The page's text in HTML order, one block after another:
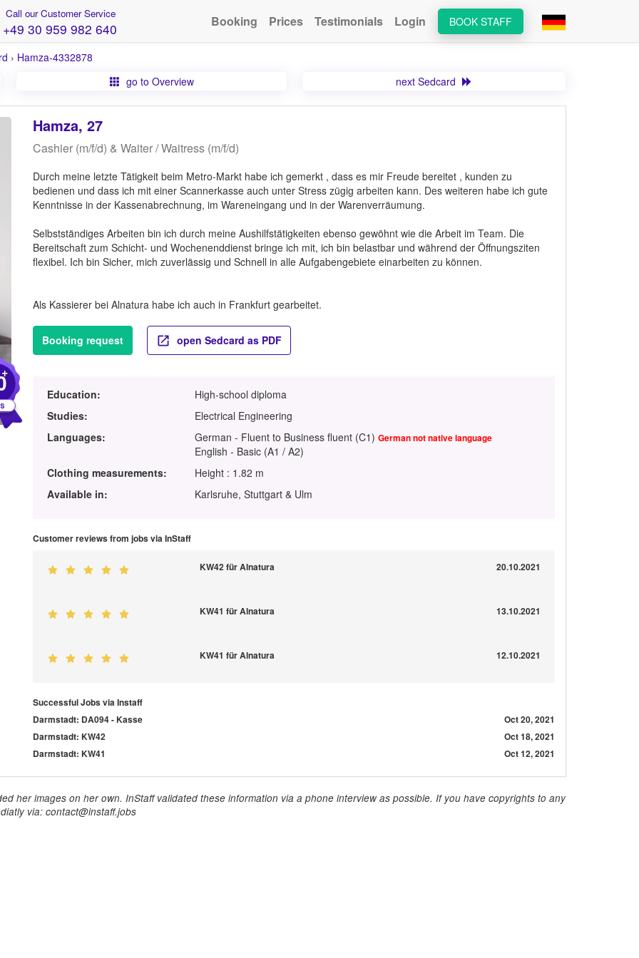
Call our Customer Service
+49 30 959 982 640 BOOK STAFF
Booking Prices Testimonials Login
› Hamza-4332878
go to Overview next Sedcard
+
Hamza, 27
Cashier (m/f/d) & Waiter / Waitress (m/f/d)
Durch meine letzte Tätigkeit beim Metro-Markt habe ich gemerkt , dass es mir Freude bereitet , kunden zu
bedienen und dass ich mit einer Scannerkasse auch unter Stress zügig arbeiten kann. Des weiteren habe ich gute
Kenntnisse in der Kassenabrechnung, im Wareneingang und in der Warenverräumung.
Selbstständiges Arbeiten bin ich durch meine Aushilfstätigkeiten ebenso gewöhnt wie die Arbeit im Team. Die
Bereitschaft zum Schicht- und Wochenenddienst bringe ich mit, ich bin belastbar und während der Öffnungsziten
flexibel. Ich bin Sicher, mich zuverlässig und Schnell in alle Aufgabengebiete einarbeiten zu können.
Als Kassierer bei Alnatura habe ich auch in Frankfurt gearbeitet.
Booking request open Sedcard as PDF
Education:
High-school diploma
Studies:
Electrical Engineering
Languages:
German - Fluent to Business fluent (C1)German not native language
English - Basic (A1 / A2)
Clothing measurements:
Height : 1.82 m
Available in:
Karlsruhe, Stuttgart & Ulm
Customer reviews from jobs via InStaff
KW42 für Alnatura 20.10.2021
KW41 für Alnatura 13.10.2021
KW41 für Alnatura 12.10.2021
Successful Jobs via Instaff
Darmstadt: DA094 - Kasse
Oct 20, 2021
Darmstadt: KW42
Oct 18, 2021
Darmstadt: KW41
Oct 12, 2021
her images on her own. InStaff validated these information via a phone interview as possible. If you have copyrights to any
via: contact@instaff.jobs